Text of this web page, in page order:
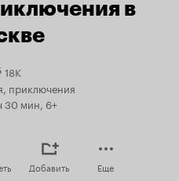
в
18K
приключения
30 мин, 6+
Добавить Еще